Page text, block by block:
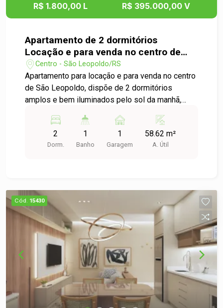
R$ 1.800,00 L R$ 395.000,00 V
Apartamento de 2 dormitórios
Locação e para venda no centro de
São Leopoldo.
Centro - São Leopoldo/RS
Apartamento para locação e para venda no centro
de São Leopoldo, dispõe de 2 dormitórios
amplos e bem iluminados pelo sol da manhã,
A sala é espaçosa, com 2 ambientes
aconchegantes, ideal para momentos de lazer e
convivência. A sacada integrada a sala de estar
ideal para o dia a dia. Agende sua visita e venha
conhecer!
2
Dorm.
1
Banho
1
Garagem
58.62 m²
A. Útil
Cód. 15430